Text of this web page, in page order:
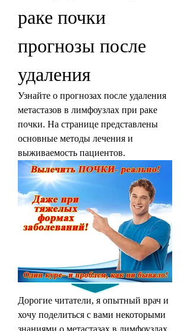
раке почки
прогнозы после
удаления
Узнайте о прогнозах после удаления
метастазов в лимфоузлах при раке
почки. На странице представлены
основные методы лечения и
выживаемость пациентов.
Дорогие читатели, я опытный врач и
хочу поделиться с вами некоторыми
знаниями о метастазах в лимфоузлах